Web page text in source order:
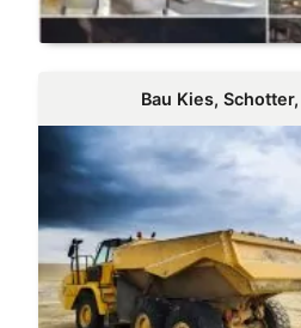
Bau Kies,